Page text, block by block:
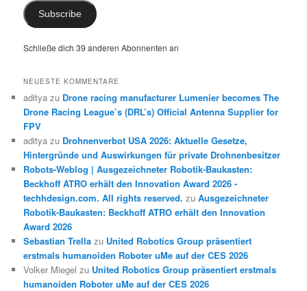
Subscribe
Schließe dich 39 anderen Abonnenten an
NEUESTE KOMMENTARE
aditya zu Drone racing manufacturer Lumenier becomes The
Drone Racing League’s (DRL’s) Official Antenna Supplier for
FPV
aditya zu Drohnenverbot USA 2026: Aktuelle Gesetze,
Hintergründe und Auswirkungen für private Drohnenbesitzer
Robots-Weblog | Ausgezeichneter Robotik-Baukasten:
Beckhoff ATRO erhält den Innovation Award 2026 -
techhdesign.com. All rights reserved. zuAusgezeichneter
Robotik-Baukasten: Beckhoff ATRO erhält den Innovation
Award 2026
Sebastian Trella zu United Robotics Group präsentiert
erstmals humanoiden Roboter uMe auf der CES 2026
Volker Miegel zu United Robotics Group präsentiert erstmals
humanoiden Roboter uMe auf der CES 2026